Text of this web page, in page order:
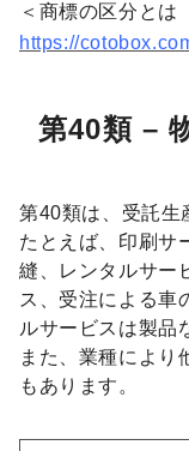
＜商標の区分と
https://
第40類 –
第40類は、受託生
たとえば、印刷サ
縫、レンタルサー
ス、受注による車
ルサービスは製品
また、業種により
もあります。